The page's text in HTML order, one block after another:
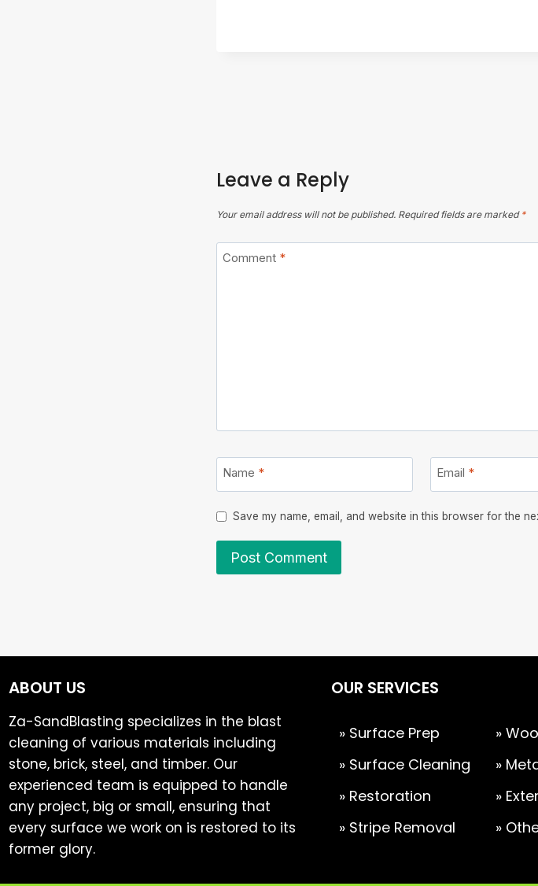
Leave a Reply
Your email address will not be published. Required fields are marked *
Comment *
Name * Email *
Save my name, email, and website in this browser for the
ABOUT US
Za-SandBlasting specializes in the blast
cleaning of various materials including
stone, brick, steel, and timber. Our
experienced team is equipped to handle
any project, big or small, ensuring that
every surface we work on is restored to its
former glory.
OUR SERVICES
» Surface Prep
» Surface Cleaning
» Restoration
» Stripe Removal
»
»
»
»